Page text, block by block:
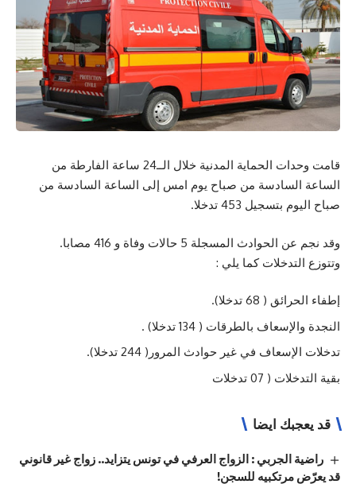
قامت وحدات الحماية المدنية خلال الــ24 ساعة الفارطة من
الساعة السادسة من صباح يوم امس إلى الساعة السادسة من
صباح اليوم بتسجيل 453 تدخلا.
وقد نجم عن الحوادث المسجلة 5 حالات وفاة و 416 مصابا.
وتتوزع التدخلات كما يلي :
إطفاء الحرائق ( 68 تدخلا).
النجدة والإسعاف بالطرقات ( 134 تدخلا) .
تدخلات الإسعاف في غير حوادث المرور( 244 تدخلا).
بقية التدخلات ( 07 تدخلات
قد يعجبك ايضا
راضية الجربي : الزواج العرفي في تونس يتزايد.. زواج غير قانوني
قد يعرّض مرتكبيه للسجن!